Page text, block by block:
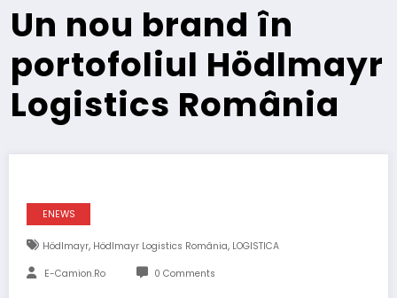
Un nou brand în
portofoliul Hödlmayr
Logistics România
ENEWS
Hödlmayr, Hödlmayr Logistics România, LOGISTICA
E-Camion.ro 0 Comments